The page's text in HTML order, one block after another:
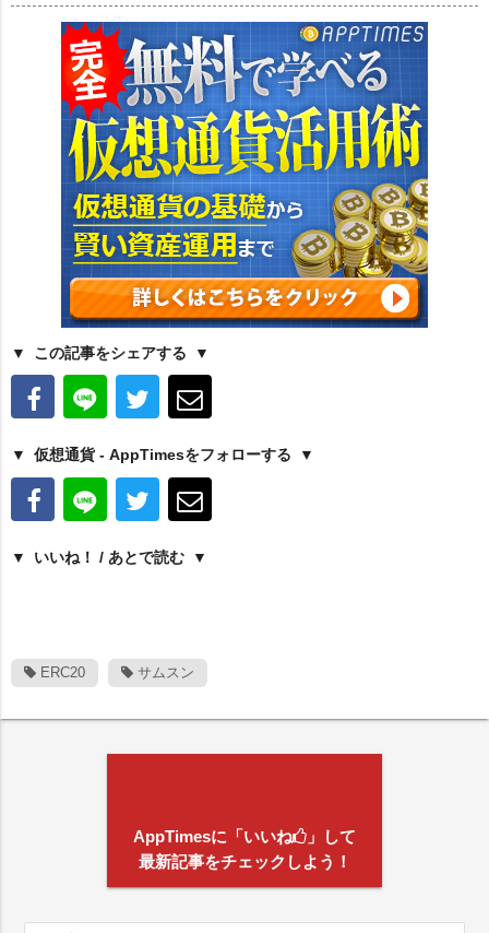
この記事をシェアする
仮想通貨 - AppTimesをフォローする
いいね！ / あとで読む
ERC20 サムスン
AppTimesに「いいね
」して
最新記事をチェックしよう！